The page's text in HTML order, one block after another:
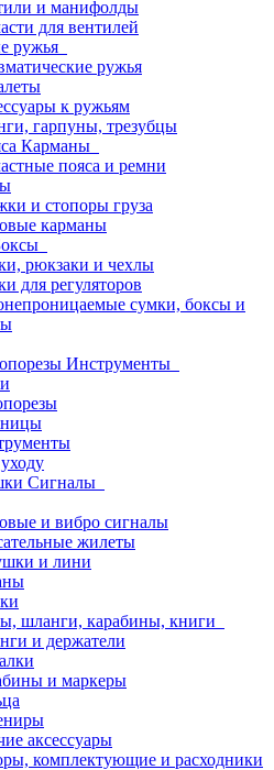
и манифолды
для вентилей
ружья
ружья
к ружьям
гарпуны, трезубцы
Карманы
пояса и ремни
и стопоры груза
карманы
рюкзаки и чехлы
для регуляторов
сумки, боксы и
Инструменты
Сигналы
и вибро сигналы
жилеты
и лини
шланги, карабины, книги
и держатели
и маркеры
аксессуары
комплектующие и расходники